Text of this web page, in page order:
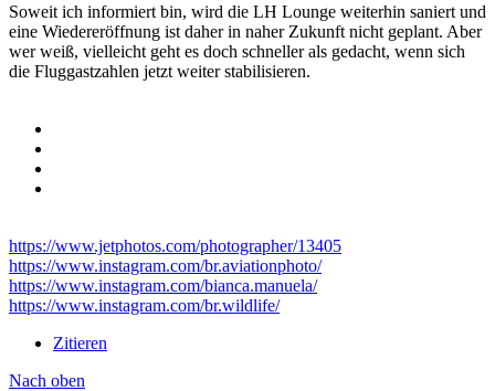
Soweit ich informiert bin, wird die LH Lounge weiterhin saniert und
eine Wiedereröffnung ist daher in naher Zukunft nicht geplant. Aber
wer weiß, vielleicht geht es doch schneller als gedacht, wenn sich
die Fluggastzahlen jetzt weiter stabilisieren.
https://www.jetphotos.com/photographer/13405
https://www.instagram.com/br.aviationphoto/
https://www.instagram.com/bianca.manuela/
https://www.instagram.com/br.wildlife/
Zitieren
Nach oben